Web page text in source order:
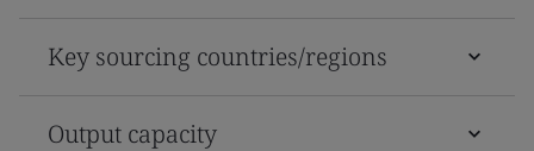
Key sourcing countries/regions
Output capacity